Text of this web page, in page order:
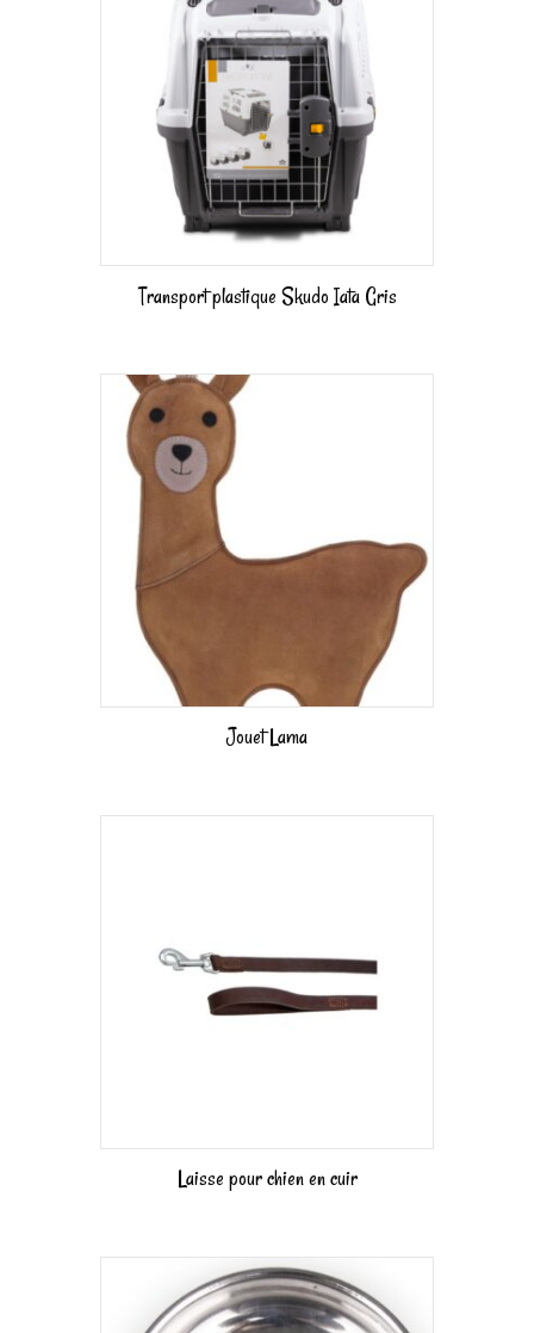
Transport plastique Skudo Iata Gris
Jouet Lama
Laisse pour chien en cuir